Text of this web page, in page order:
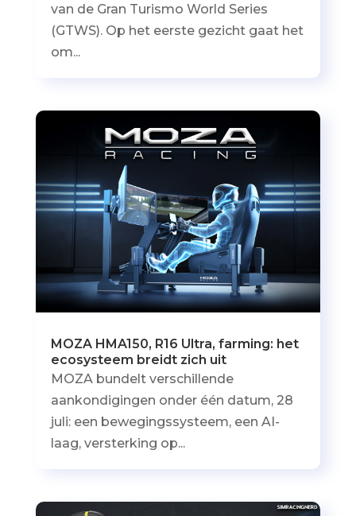
van de Gran Turismo World Series
(GTWS). Op het eerste gezicht gaat het
om...
MOZA HMA150, R16 Ultra, farming: het
ecosysteem breidt zich uit
MOZA bundelt verschillende
aankondigingen onder één datum, 28
juli: een bewegingssysteem, een AI-
laag, versterking op...